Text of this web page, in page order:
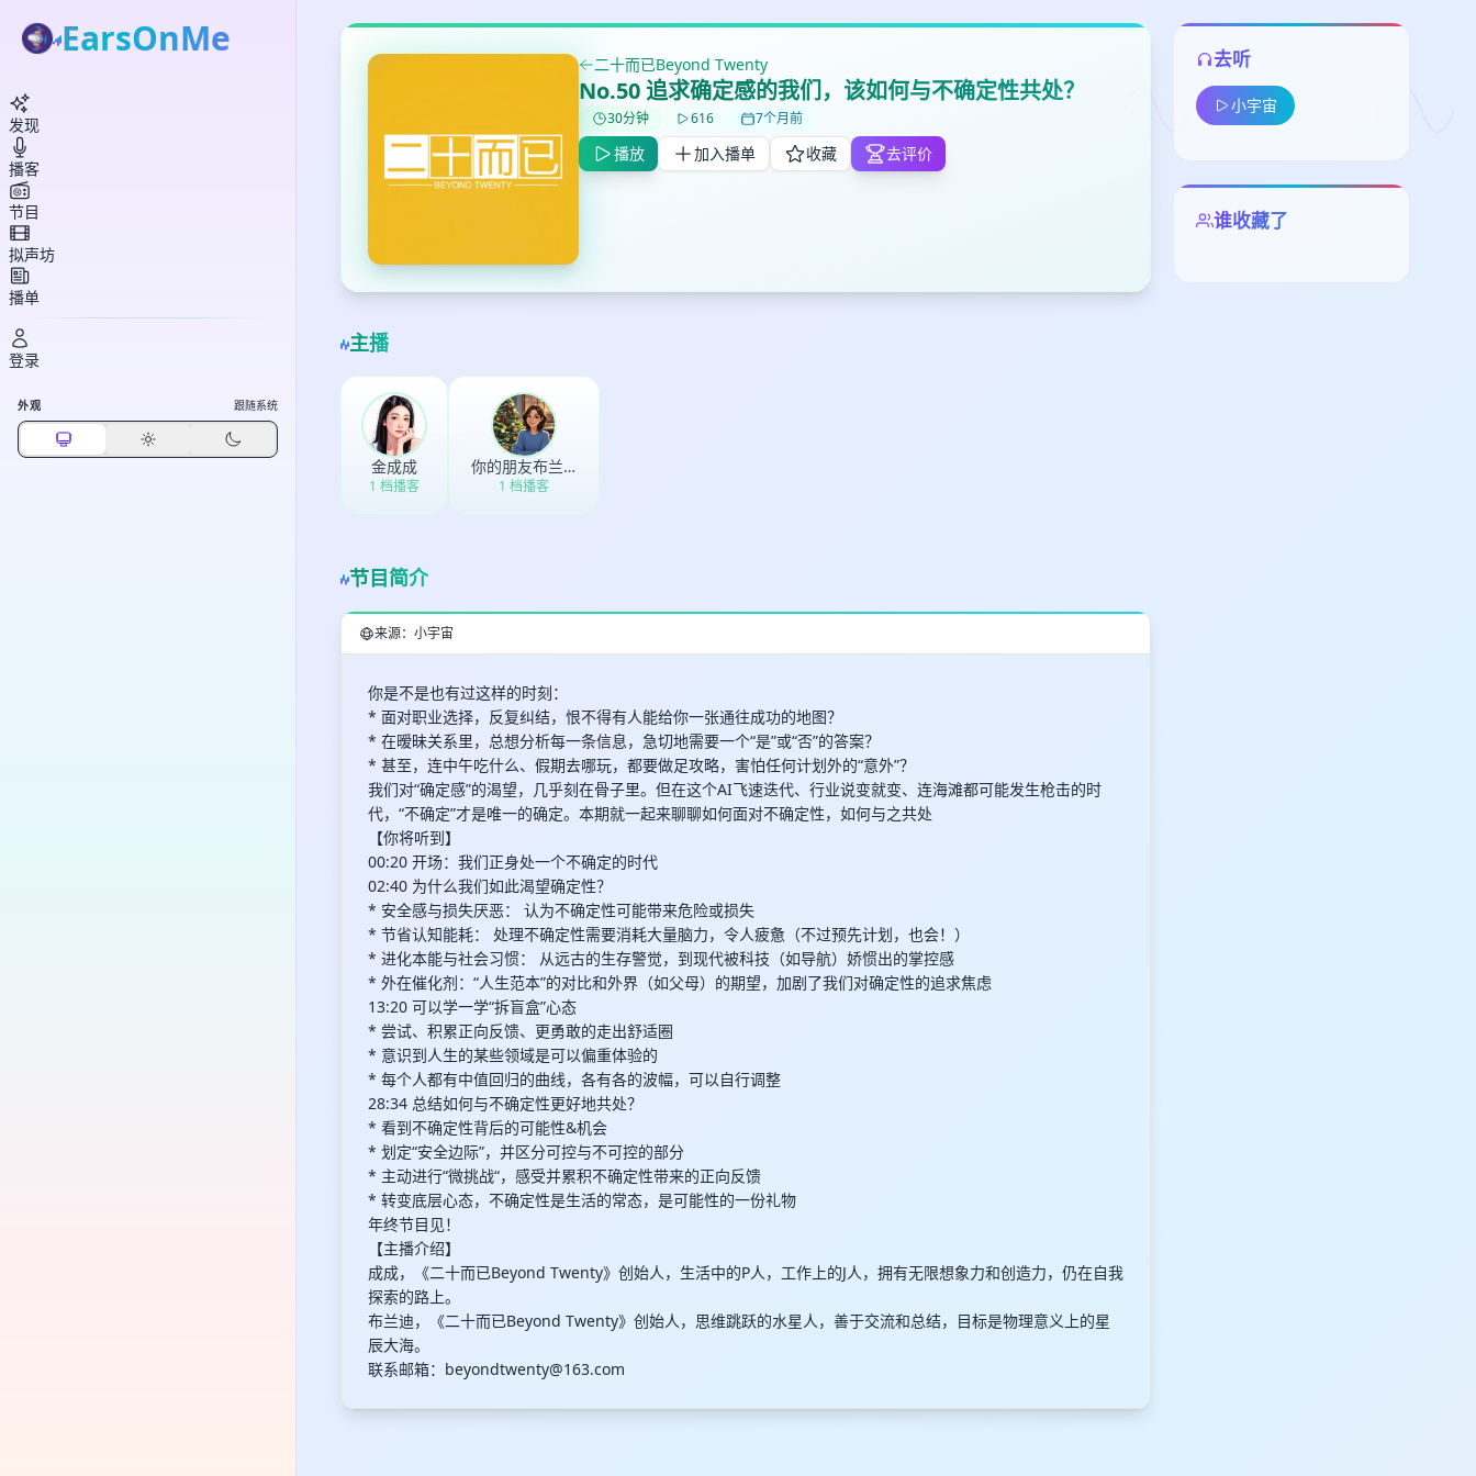
二十而已Beyond Twenty
No.50 追求确定感的我们，该如何与不确定性共处？
30分钟 616 7个月前
播放 加入播单 收藏 去评价
主播
金成成
1 档播客
你的朋友布兰迪
1 档播客
节目简介
来源：小宇宙
你是不是也有过这样的时刻：
* 面对职业选择，反复纠结，恨不得有人能给你一张通往成功的地图？
* 在暧昧关系里，总想分析每一条信息，急切地需要一个“是”或“否”的答案？
* 甚至，连中午吃什么、假期去哪玩，都要做足攻略，害怕任何计划外的“意外”？
我们对“确定感”的渴望，几乎刻在骨子里。但在这个AI飞速迭代、行业说变就变、连海滩都可能发生枪击的时
代，“不确定”才是唯一的确定。本期就一起来聊聊如何面对不确定性，如何与之共处
【你将听到】
00:20 开场：我们正身处一个不确定的时代
02:40 为什么我们如此渴望确定性？
* 安全感与损失厌恶： 认为不确定性可能带来危险或损失
* 节省认知能耗： 处理不确定性需要消耗大量脑力，令人疲惫（不过预先计划，也会！）
* 进化本能与社会习惯： 从远古的生存警觉，到现代被科技（如导航）娇惯出的掌控感
* 外在催化剂：“人生范本”的对比和外界（如父母）的期望，加剧了我们对确定性的追求焦虑
13:20 可以学一学“拆盲盒”心态
* 尝试、积累正向反馈、更勇敢的走出舒适圈
* 意识到人生的某些领域是可以偏重体验的
* 每个人都有中值回归的曲线，各有各的波幅，可以自行调整
28:34 总结如何与不确定性更好地共处？
* 看到不确定性背后的可能性&机会
* 划定“安全边际”，并区分可控与不可控的部分
* 主动进行“微挑战“，感受并累积不确定性带来的正向反馈
* 转变底层心态，不确定性是生活的常态，是可能性的一份礼物
年终节目见！
【主播介绍】
成成，《二十而已Beyond Twenty》创始人，生活中的P人，工作上的J人，拥有无限想象力和创造力，仍在自我
探索的路上。
布兰迪，《二十而已Beyond Twenty》创始人，思维跳跃的水星人，善于交流和总结，目标是物理意义上的星
辰大海。
联系邮箱： beyondtwenty@163.com
去听
小宇宙
谁收藏了
✕
鼠标下留人
见
✕
删除确认
EarsOnMe
发现
播客
节目
拟声坊
播单
登录
外观 跟随系统
✕
加入播单